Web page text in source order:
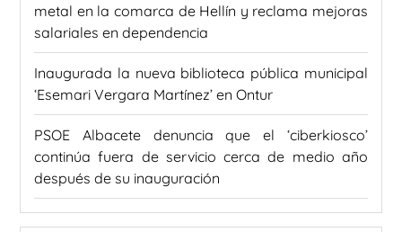
metal en la comarca de Hellín y reclama mejoras
salariales en dependencia
Inaugurada la nueva biblioteca pública municipal
‘Esemari Vergara Martínez’ en Ontur
PSOE Albacete denuncia que el ‘ciberkiosco’
continúa fuera de servicio cerca de medio año
después de su inauguración